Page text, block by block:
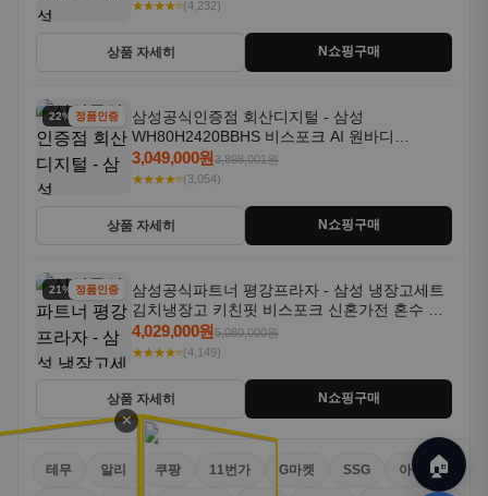
★★★★⭐(4,232)
상품 자세히 N쇼핑구매
22% 할인정품인증
삼성공식인증점 회산디지털 - 삼성
WH80H2420BBHS 비스포크 AI 원바디
24kg+20kg 세제자동투입 1등급
3,049,000원3,898,001원
★★★★⭐(3,054)
상품 자세히 N쇼핑구매
21% 할인정품인증
삼성공식파트너 평강프라자 - 삼성 냉장고세트
김치냉장고 키친핏 비스포크 신혼가전 혼수 입
주가전 빌트인 화이트
4,029,000원5,080,000원
★★★★⭐(4,149)
상품 자세히 N쇼핑구매
테무 알리 쿠팡 11번가 G마켓 SSG 아마존🏠
✕